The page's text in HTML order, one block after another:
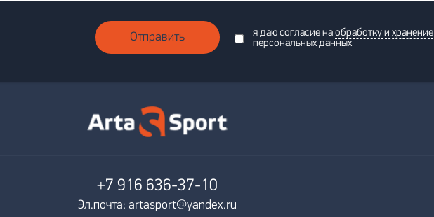
я даю согласие наобработку и хранение
персональных данных
Отправить
+7 916 636-37-10
Эл.почта: artasport@yandex.ru